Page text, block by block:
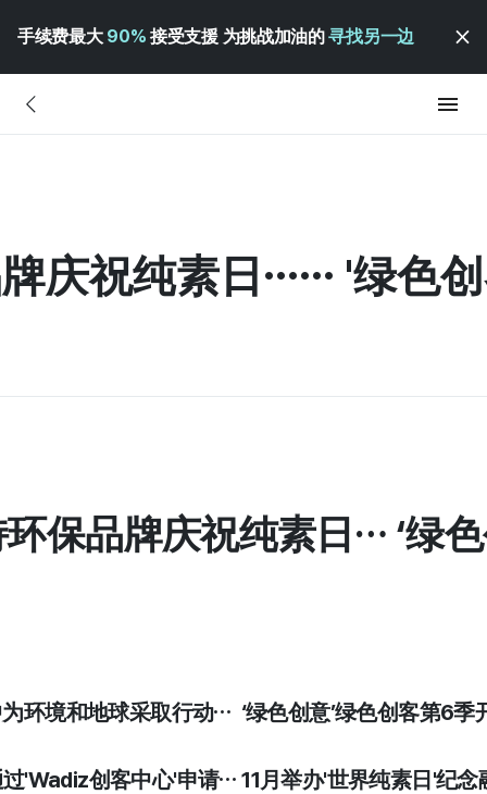
手续费最大 90% 接受支援 为挑战加油的寻找另一边
庆祝纯素日…… '绿色
保品牌庆祝纯素日… ‘绿
环境和地球采取行动… ‘绿色创意’绿色创客第6季
'Wadiz创客中心'申请… 11月举办'世界纯素日'纪念